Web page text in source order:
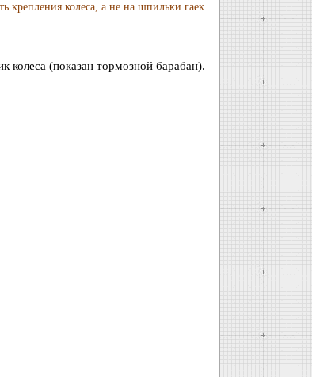
колеса, а не на шпильки гаек
колеса (показан тормозной барабан).